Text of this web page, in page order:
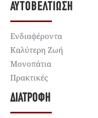
ΑΥΤΟΒΕΛΤΊΩΣΗ
Ενδιαφέροντα
Καλύτερη Ζωή
Μονοπάτια
Πρακτικές
ΔΙΑΤΡΟΦΉ